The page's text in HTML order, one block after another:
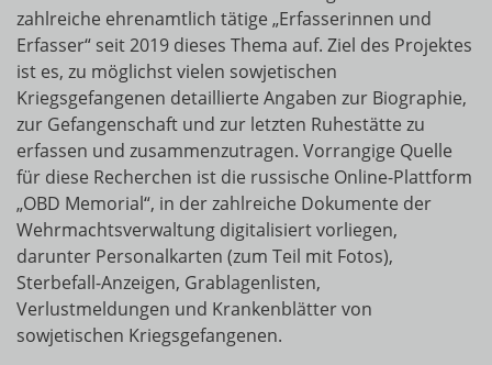
zahlreiche ehrenamtlich tätige „Erfasserinnen und
Erfasser“ seit 2019 dieses Thema auf. Ziel des Projektes
ist es, zu möglichst vielen sowjetischen
Kriegsgefangenen detaillierte Angaben zur Biographie,
zur Gefangenschaft und zur letzten Ruhestätte zu
erfassen und zusammenzutragen. Vorrangige Quelle
für diese Recherchen ist die russische Online-Plattform
„OBD Memorial“, in der zahlreiche Dokumente der
Wehrmachtsverwaltung digitalisiert vorliegen,
darunter Personalkarten (zum Teil mit Fotos),
Sterbefall-Anzeigen, Grablagenlisten,
Verlustmeldungen und Krankenblätter von
sowjetischen Kriegsgefangenen.